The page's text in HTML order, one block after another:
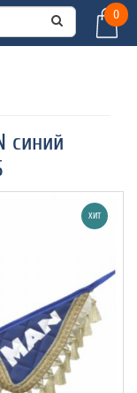
0
синий
ХИТ